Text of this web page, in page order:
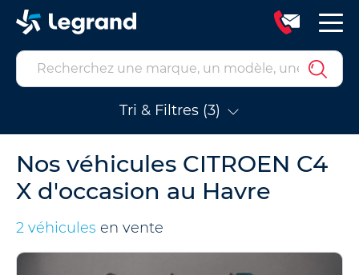
Tri & Filtres (3)
Nos véhicules CITROEN C4
X d'occasion au Havre
2 véhicules en vente